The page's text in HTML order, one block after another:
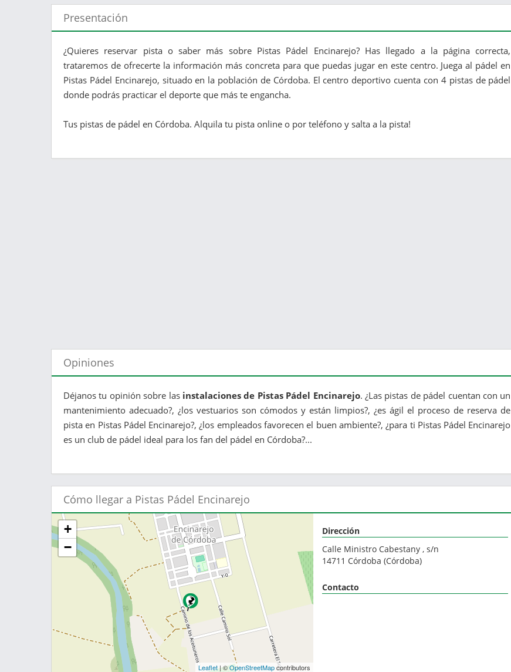
Presentación
¿Quieres reservar pista o saber más sobre Pistas Pádel Encinarejo? Has llegado a la página correcta,
trataremos de ofrecerte la información más concreta para que puedas jugar en este centro. Juega al pádel en
Pistas Pádel Encinarejo, situado en la población de Córdoba. El centro deportivo cuenta con 4 pistas de pádel
donde podrás practicar el deporte que más te engancha.
Tus pistas de pádel en Córdoba. Alquila tu pista online o por teléfono y salta a la pista!
Opiniones
Déjanos tu opinión sobre las instalaciones de Pistas Pádel Encinarejo. ¿Las pistas de pádel cuentan con un
mantenimiento adecuado?, ¿los vestuarios son cómodos y están limpios?, ¿es ágil el proceso de reserva de
pista en Pistas Pádel Encinarejo?, ¿los empleados favorecen el buen ambiente?, ¿para ti Pistas Pádel Encinarejo
es un club de pádel ideal para los fan del pádel en Córdoba?...
Cómo llegar a Pistas Pádel Encinarejo
+
−
Leaflet | ©OpenStreetMapcontributors
Dirección
Calle Ministro Cabestany , s/n
14711 Córdoba (Córdoba)
Contacto